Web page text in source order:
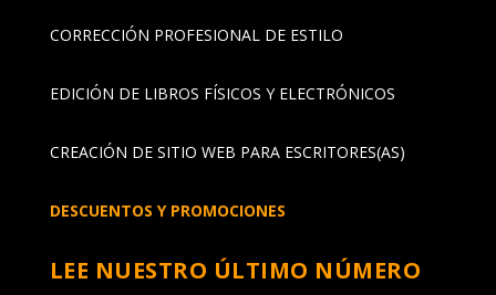
CORRECCIÓN PROFESIONAL DE ESTILO
EDICIÓN DE LIBROS FÍSICOS Y ELECTRÓNICOS
CREACIÓN DE SITIO WEB PARA ESCRITORES(AS)
DESCUENTOS Y PROMOCIONES
LEE NUESTRO ÚLTIMO NÚMERO